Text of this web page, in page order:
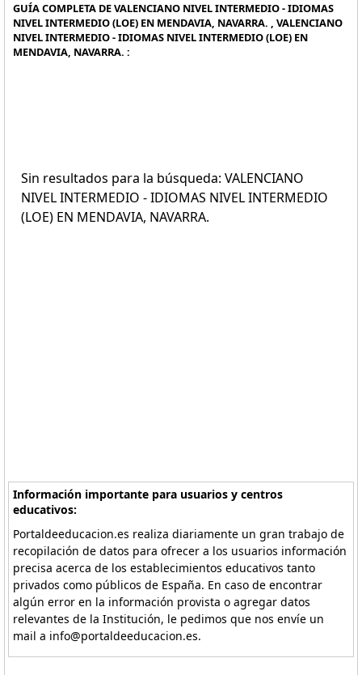
GUÍA COMPLETA DE VALENCIANO NIVEL INTERMEDIO - IDIOMAS
NIVEL INTERMEDIO (LOE) EN MENDAVIA, NAVARRA. , VALENCIANO
NIVEL INTERMEDIO - IDIOMAS NIVEL INTERMEDIO (LOE) EN
MENDAVIA, NAVARRA. :
Sin resultados para la búsqueda: VALENCIANO
NIVEL INTERMEDIO - IDIOMAS NIVEL INTERMEDIO
(LOE) EN MENDAVIA, NAVARRA.
Información importante para usuarios y centros
educativos:
Portaldeeducacion.es realiza diariamente un gran trabajo de
recopilación de datos para ofrecer a los usuarios información
precisa acerca de los establecimientos educativos tanto
privados como públicos de España. En caso de encontrar
algún error en la información provista o agregar datos
relevantes de la Institución, le pedimos que nos envíe un
mail a info@portaldeeducacion.es.